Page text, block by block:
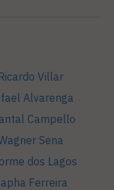
Ricardo Villar
Alvarenga
Campello
Sena
dos Lagos
Ferreira